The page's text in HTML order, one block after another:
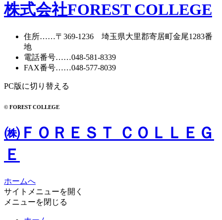
株式会社FOREST COLLEGE
住所……〒369-1236 埼玉県大里郡寄居町金尾1283番
地
電話番号……048-581-8339
FAX番号……048-577-8039
PC版に切り替える
© FOREST COLLEGE
㈱ＦＯＲＥＳＴ ＣＯＬＬＥＧ
Ｅ
ホームへ
サイトメニューを開く
メニューを閉じる